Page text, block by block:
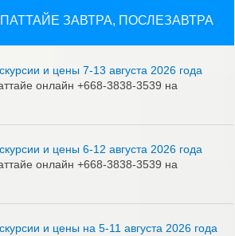
ЗАВТРА, ПОСЛЕЗАВТРА
и цены 7-13 августа 2026 года
онлайн +668-3838-3539 на
и цены 6-12 августа 2026 года
онлайн +668-3838-3539 на
и цены на 5-11 августа 2026 года